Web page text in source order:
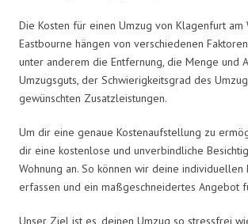
Die Kosten für einen Umzug von Klagenfurt am
Eastbourne hängen von verschiedenen
unter anderem die Entfernung, die Menge und
Umzugsguts, der Schwierigkeitsgrad des
gewünschten Zusatzleistungen.
Um dir eine genaue Kostenaufstellung zu
dir eine kostenlose und unverbindliche
Wohnung an. So können wir deine individuellen
erfassen und ein maßgeschneidertes Angebot
Unser Ziel ist es, deinen Umzug so stressfrei